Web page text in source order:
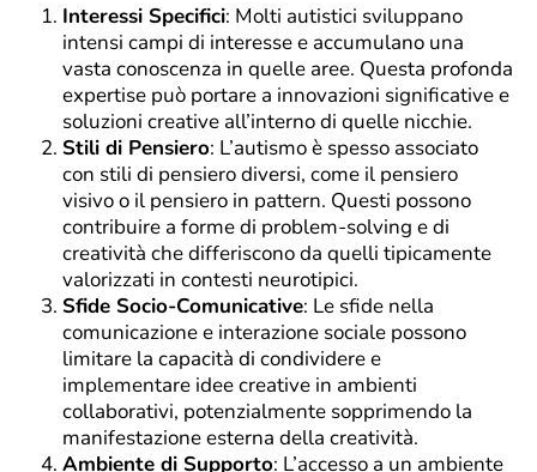
Interessi Specifici: Molti autistici sviluppano
intensi campi di interesse e accumulano una
vasta conoscenza in quelle aree. Questa profonda
expertise può portare a innovazioni significative e
soluzioni creative all’interno di quelle nicchie.
Stili di Pensiero: L’autismo è spesso associato
con stili di pensiero diversi, come il pensiero
visivo o il pensiero in pattern. Questi possono
contribuire a forme di problem-solving e di
creatività che differiscono da quelli tipicamente
valorizzati in contesti neurotipici.
Sfide Socio-Comunicative: Le sfide nella
comunicazione e interazione sociale possono
limitare la capacità di condividere e
implementare idee creative in ambienti
collaborativi, potenzialmente sopprimendo la
manifestazione esterna della creatività.
Ambiente di Supporto: L’accesso a un ambiente